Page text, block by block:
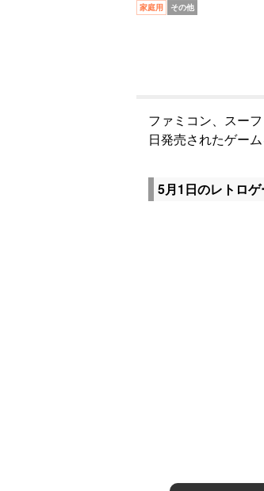
家庭用 その他
ファミコン、スー
日発売されたゲーム
5月1日のレトロゲ